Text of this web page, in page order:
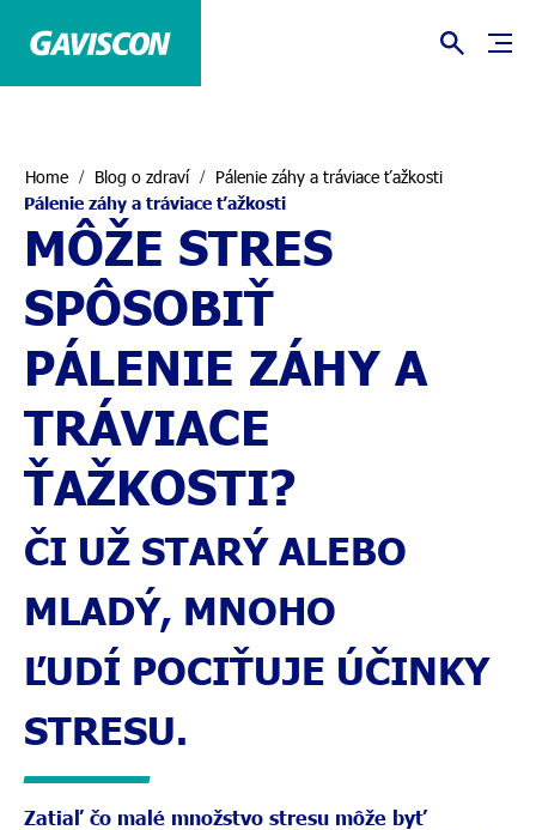
Home Blog o zdraví Pálenie záhy a tráviace ťažkosti
Pálenie záhy a tráviace ťažkosti
MÔŽE STRES
SPÔSOBIŤ
PÁLENIE ZÁHY A
TRÁVIACE
ŤAŽKOSTI?
ČI UŽ STARÝ ALEBO
MLADÝ, MNOHO
ĽUDÍ POCIŤUJE ÚČINKY
STRESU.
Zatiaľ čo malé množstvo stresu môže byť